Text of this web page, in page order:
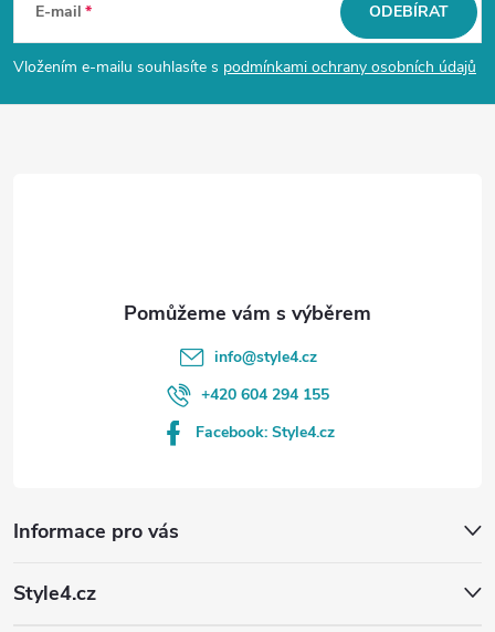
p
a
E-mail
Vložením e-mailu souhlasíte s podmínkami ochrany osobních údajů
ODEBÍRAT
Informace pro vás
Style4.cz
info@style4.cz
+420 604 294 155
Facebook: Style4.cz